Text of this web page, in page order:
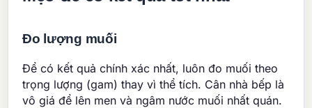
Đo lượng muối
Để có kết quả chính xác nhất, luôn đo muối theo
trọng lượng (gam) thay vì thể tích. Cân nhà bếp là
vô giá để lên men và ngâm nước muối nhất quán.